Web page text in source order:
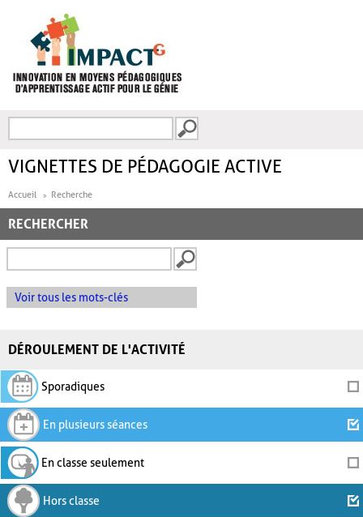
FORMULAIRE DE
VIGNETTES DE PÉDAGOGIE ACTIVE
Accueil Recherche
RECHERCHER
Voir tous les mots-clés
DÉROULEMENT DE L'ACTIVITÉ
Sporadiques
En plusieurs séances
En classe seulement
Hors classe